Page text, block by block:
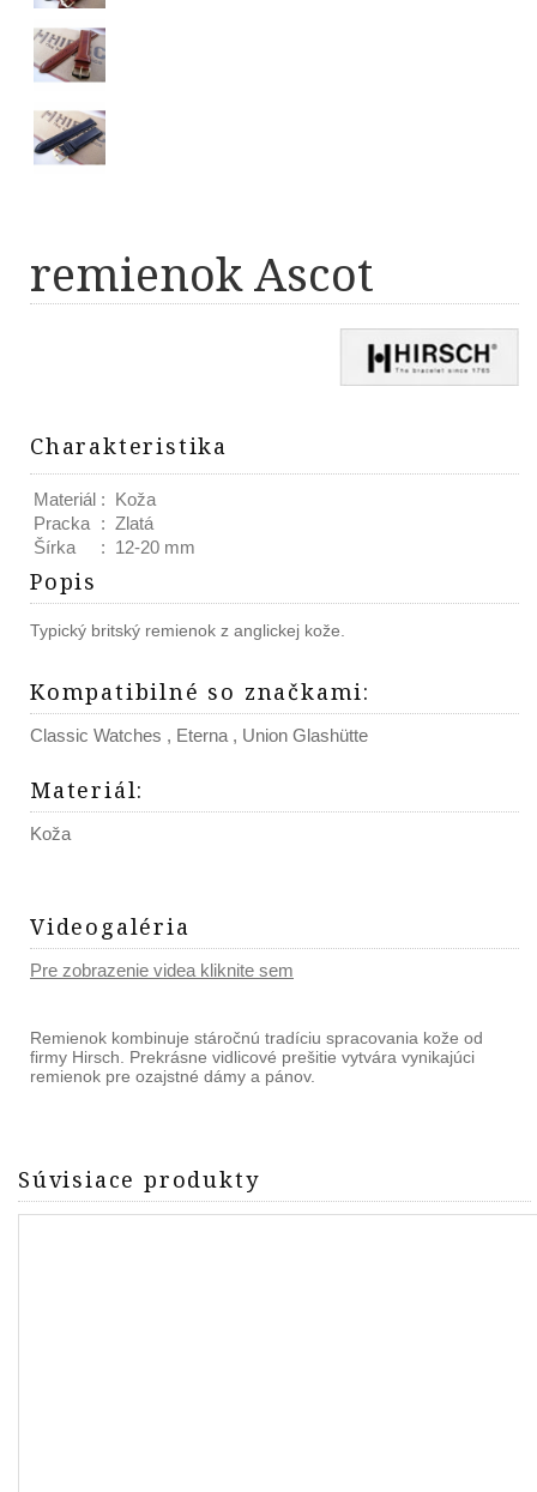
remienok Ascot
Charakteristika
Materiál : Koža
Pracka : Zlatá
Šírka
: 12-20 mm
Popis
Typický britský remienok z anglickej kože.
Kompatibilné so značkami:
Classic Watches , Eterna , Union Glashütte
Materiál:
Koža
Videogaléria
Pre zobrazenie videa kliknite sem
Remienok kombinuje stáročnú tradíciu spracovania kože od
firmy Hirsch. Prekrásne vidlicové prešitie vytvára vynikajúci
remienok pre ozajstné dámy a pánov.
Súvisiace produkty